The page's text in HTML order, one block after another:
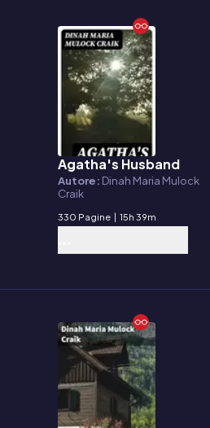
E-book
Agatha's Husband
Autore: Dinah Maria Mulock
Craik
330 Pagine | 15h 39m